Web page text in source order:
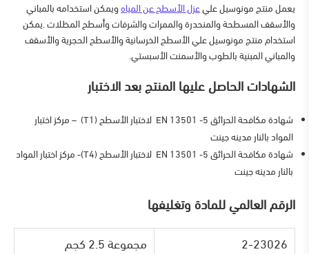
يعمل منتج مونوسيل عليعزل الأسطح عن المياهويمكن استخدامه بالمباني
والأسقف المسطحة والمنحدرة والممرات والشرفات وأسطح المظلات .يمكن
استخدام منتج مونوسيل علي الأسطح الخرسانية والأسطح الحجرية والأسقف
والمباني المبنية بالطوب والأسمنت الأسبستي.
الشهادات الحاصل عليها المنتج بعد الاختبار
شهادة مكافحة الحرائق 5- 13501 EN لاختبار الأسطح (T1) – مركز اختبار
المواد بالنار مدينه جينت
شهادة مكافحة الحرائق 5- 13501 EN لاختبار الأسطح (T4)- مركز اختبار المواد
بالنار مدينه جينت
الرقم العالمي للمادة وتغليفها
2-23026
مجموعة 2.5 كجم